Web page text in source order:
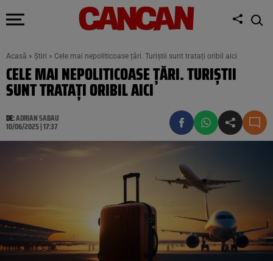
Acasă » Știri » Cele mai nepoliticoase țări. Turiștii sunt tratați oribil aici
CELE MAI NEPOLITICOASE ȚĂRI. TURIȘTII
SUNT TRATAȚI ORIBIL AICI
DE:ADRIAN SABAU
10/06/2025 | 17:37